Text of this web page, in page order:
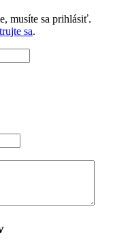
musíte sa prihlásiť.
sa.